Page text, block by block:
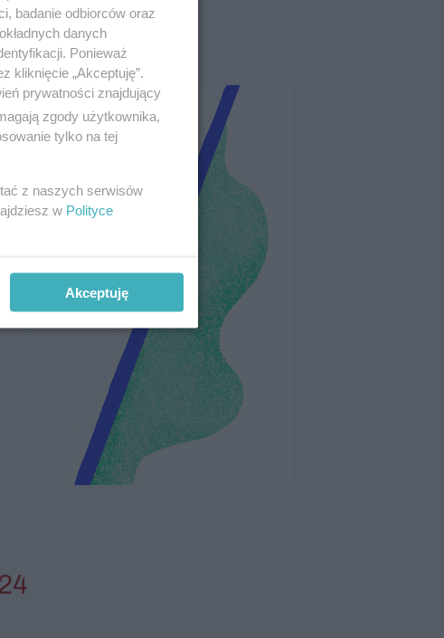
badanie odbiorców oraz
danych
Ponieważ
kliknięcie „Akceptuję”.
prywatności znajdujący
zgody użytkownika,
tylko na tej
z naszych serwisów
w Polityce
Akceptuję